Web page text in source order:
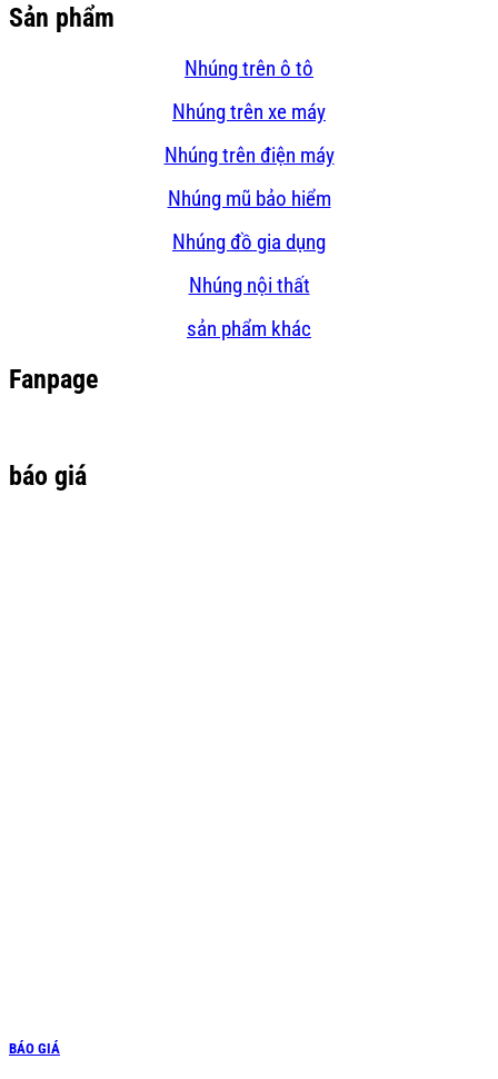
Sản phẩm
Nhúng trên ô tô
Nhúng trên xe máy
Nhúng trên điện máy
Nhúng mũ bảo hiểm
Nhúng đồ gia dụng
Nhúng nội thất
sản phẩm khác
Fanpage
báo giá
BÁO GIÁ